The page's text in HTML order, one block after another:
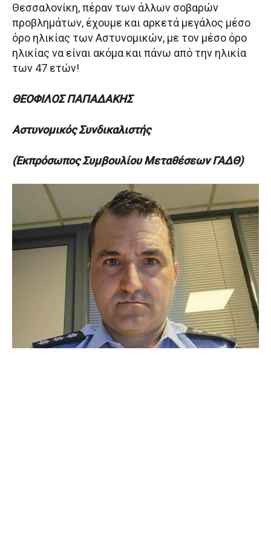
Θεσσαλονίκη, πέραν των άλλων σοβαρών
προβλημάτων, έχουμε και αρκετά μεγάλος μέσο
όρο ηλικίας των Αστυνομικών, με τον μέσο όρο
ηλικίας να είναι ακόμα και πάνω από την ηλικία
των 47 ετών!
ΘΕΟΦΙΛΟΣ ΠΑΠΑΔΑΚΗΣ
Αστυνομικός Συνδικαλιστής
(Εκπρόσωπος Συμβουλίου Μεταθέσεων ΓΑΔΘ)